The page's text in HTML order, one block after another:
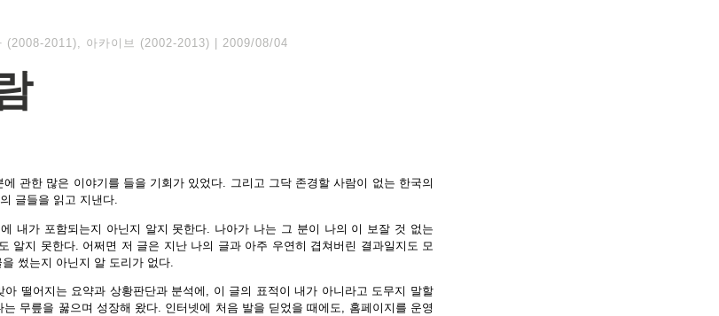
(2008-2011), 아카이브 (2002-2013) 2009/08/04
관한 많은 이야기를 들을 기회가 있었다. 그리고 그닥 존경할 사람이 없는 한국의
글들을 읽고 지낸다.
에 내가 포함되는지 아닌지 알지 못한다. 나아가 나는 그 분이 나의 이 보잘 것 없는
알지 못한다. 어쩌면 저 글은 지난 나의 글과 아주 우연히 겹쳐버린 결과일지도 모
썼는지 아닌지 알 도리가 없다.
떨어지는 요약과 상황판단과 분석에, 이 글의 표적이 내가 아니라고 도무지 말할
무릎을 꿇으며 성장해 왔다. 인터넷에 처음 발을 딛었을 때에도, 홈페이지를 운영